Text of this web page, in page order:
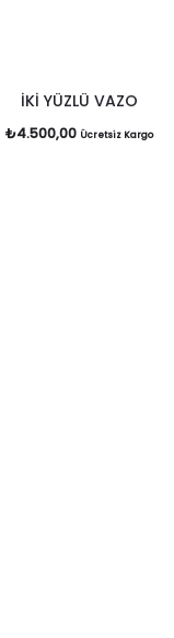
İKİ YÜZLÜ VAZO
₺4.500,00 Ücretsiz Kargo